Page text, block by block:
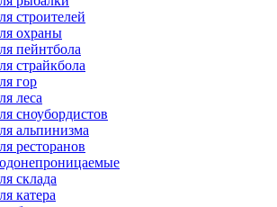
строителей
охраны
пейнтбола
страйкбола
гор
леса
сноубордистов
альпинизма
ресторанов
склада
катера